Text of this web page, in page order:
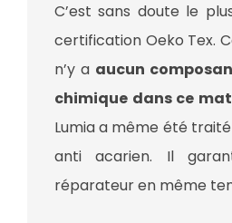
C’est sans doute le
certification Oeko Tex.
n’y a aucun
chimique dans ce
Lumia a même été
anti acarien. Il
réparateur en même